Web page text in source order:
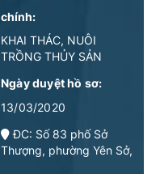
chính:
KHAI THÁC, NUÔI
TRỒNG THỦY SẢN
Ngày duyệt hồ sơ:
13/03/2020
ĐC: Số 83 phố Sở
Thượng, phường Yên Sở,